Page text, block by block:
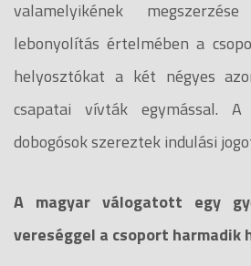
valamelyikének
lebonyolítás értelmében a
helyosztókat a két négyes
csapatai vívták egymással. A
dobogósok szereztek indulási
A magyar válogatott egy
vereséggel a csoport harmadik